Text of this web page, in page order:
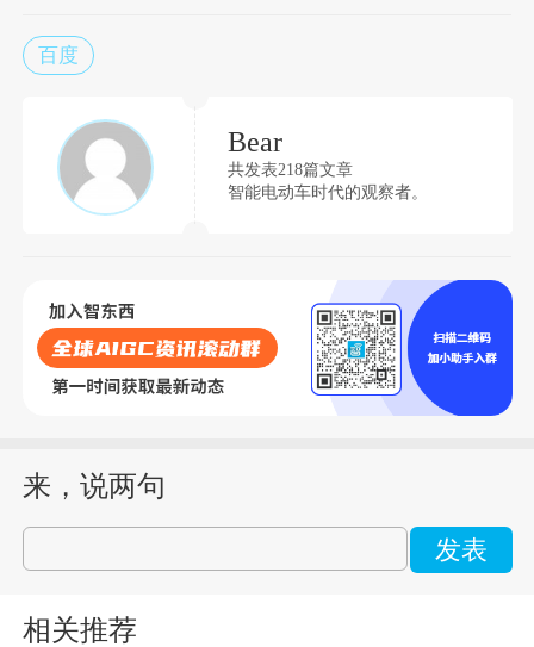
百度
Bear
共发表218篇文章
智能电动车时代的观察者。
来，说两句
发表
相关推荐